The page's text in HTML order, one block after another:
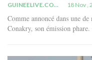
GUINEELIVE.COM 18 Nov ,
Comme annoncé dans une
Conakry, son émission